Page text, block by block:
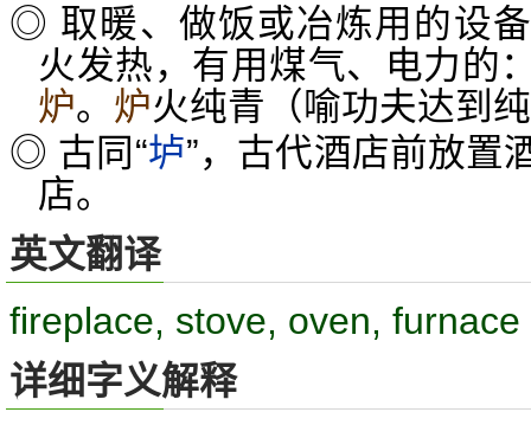
◎ 取暖、做饭或冶炼用的设
火发热，有用煤气、电力的
炉。 炉火纯青（喻功夫达到
◎ 古同“垆”，古代酒店前放置
店。
英文翻译
fireplace, stove, oven, furnace
详细字义解释